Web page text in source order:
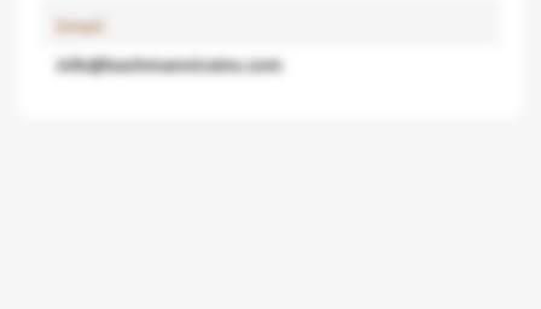
Email:
info@bachmanntrains.com